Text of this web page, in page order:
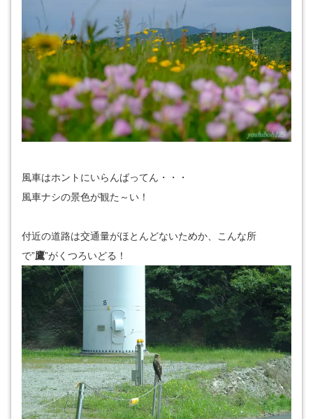
風車はホントにいらんばってん・・・
風車ナシの景色が観た～い！
付近の道路は交通量がほとんどないためか、こんな所
で”鷹”がくつろいどる！